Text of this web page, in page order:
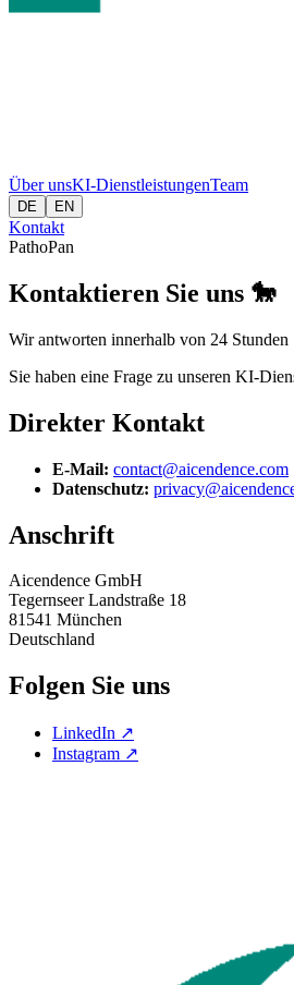
Über unsKI-DienstleistungenTeam
DE EN
Kontakt
PathoPan
Kontaktieren Sie uns 🐎
Wir antworten innerhalb von 24 Stunden
Sie haben eine Frage zu unseren KI-
Direkter Kontakt
E-Mail: contact@aicendence.com
Datenschutz:
Anschrift
Aicendence GmbH
Tegernseer Landstraße 18
81541 München
Deutschland
Folgen Sie uns
LinkedIn ↗
Instagram ↗